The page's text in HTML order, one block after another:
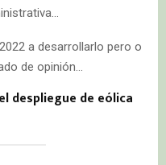
a desarrollarlo pero o
de opinión…
despliegue de eólica